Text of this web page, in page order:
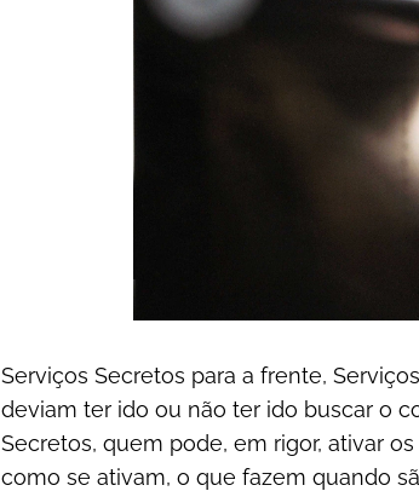
Serviços Secretos para a frente,
deviam ter ido ou não ter ido buscar o
Secretos, quem pode, em rigor, ativar
como se ativam, o que fazem quando